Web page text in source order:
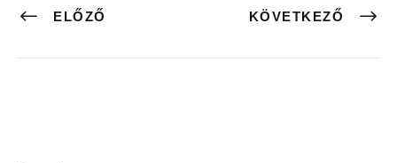
ELŐZŐ KÖVETKEZŐ